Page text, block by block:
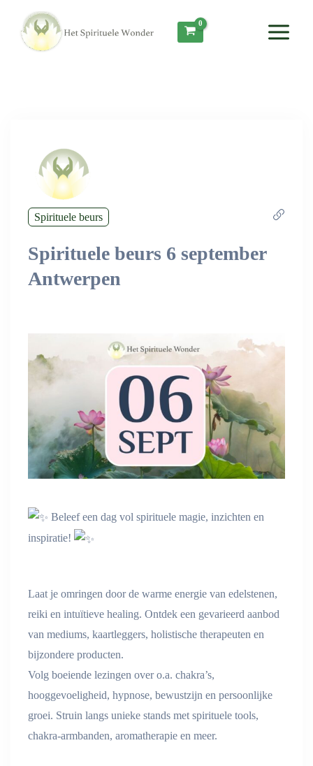
Menu
Spirituele beurs
Spirituele beurs 6 september
Antwerpen
Beleef een dag vol spirituele magie, inzichten en
inspiratie!
Laat je omringen door de warme energie van edelstenen,
reiki en intuïtieve healing. Ontdek een gevarieerd aanbod
van mediums, kaartleggers, holistische therapeuten en
bijzondere producten.
Volg boeiende lezingen over o.a. chakra’s,
hooggevoeligheid, hypnose, bewustzijn en persoonlijke
groei. Struin langs unieke stands met spirituele tools,
chakra-armbanden, aromatherapie en meer.